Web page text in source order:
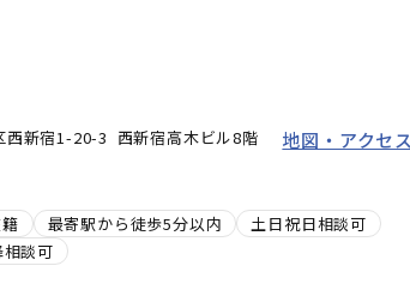
西新宿1-20-3 西新宿高木ビル8階 地図・アクセス
最寄駅から徒歩5分以内
土日祝日相談可
談可